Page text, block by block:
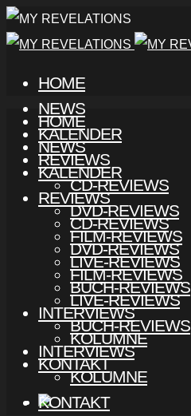
HOME
NEWS
KALENDER
REVIEWS
CD-REVIEWS
DVD-REVIEWS
FILM-REVIEWS
LIVE-REVIEWS
BUCH-REVIEWS
INTERVIEWS
KOLUMNE
KONTAKT
HOME
NEWS
KALENDER
REVIEWS
CD-REVIEWS
DVD-REVIEWS
FILM-REVIEWS
LIVE-REVIEWS
BUCH-REVIEWS
INTERVIEWS
KOLUMNE
KONTAKT